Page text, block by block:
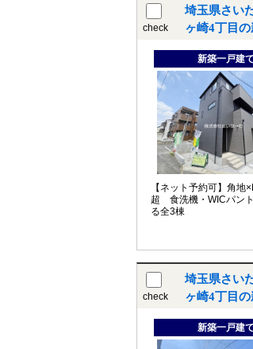
check
埼玉県さい
ヶ崎4丁目
新築一戸建て
【ネット予約可】角地
超 食洗機・WICパン
る全3棟
check
埼玉県さい
ヶ崎4丁目
新築一戸建て